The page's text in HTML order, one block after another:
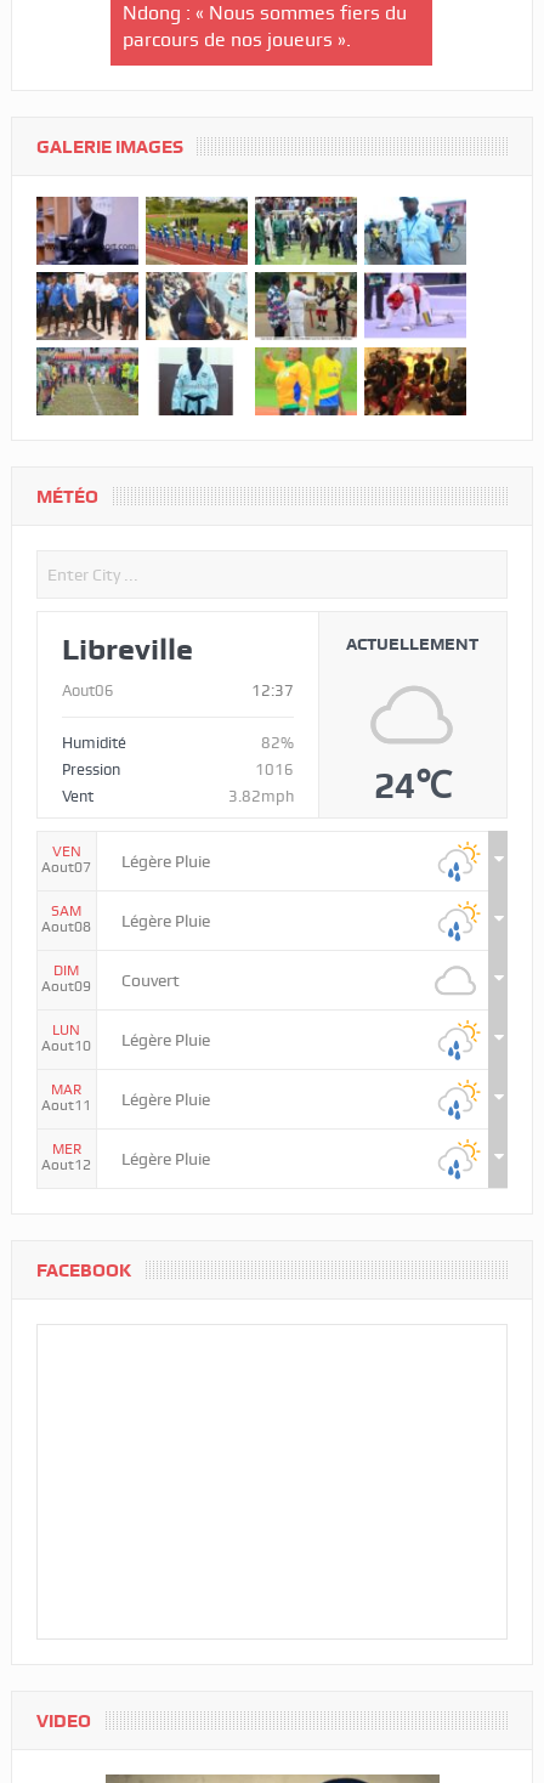
Ndong : « Nous sommes fiers du
parcours de nos joueurs ».
GALERIE IMAGES
MÉTÉO
Libreville
Aout06 12:37
Humidité
82%
Pression
1016
Vent
3.82mph
ACTUELLEMENT
24℃
VEN
Aout07
Légère Pluie
SAM
Aout08
Légère Pluie
DIM
Aout09
Couvert
LUN
Aout10
Légère Pluie
MAR
Aout11
Légère Pluie
MER
Aout12
Légère Pluie
FACEBOOK
VIDEO